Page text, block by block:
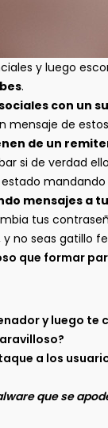
y luego
.
con un
de
de un
si de verdad
mensajes a
tus
no seas gatillo
que formar
y luego te
a los
que se